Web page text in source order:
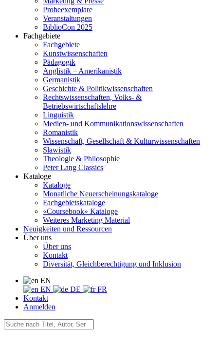
Probeexemplare
Veranstaltungen
BiblioCon 2025
Fachgebiete
Fachgebiete
Kunstwissenschaften
Pädagogik
Anglistik – Amerikanistik
Germanistik
Geschichte & Politikwissenschaften
Rechtswissenschaften, Volks- &
Betriebswirtschaftslehre
Linguistik
Medien- und Kommunikationswissenschaften
Romanistik
Wissenschaft, Gesellschaft & Kulturwissenschaften
Slawistik
Theologie & Philosophie
Peter Lang Classics
Kataloge
Kataloge
Monatliche Neuerscheinungskataloge
Fachgebietskataloge
«Coursebook» Kataloge
Weiteres Marketing Material
Neuigkeiten und Ressourcen
Über uns
Über uns
Kontakt
Diversität, Gleichberechtigung und Inklusion
EN
EN
DE
FR
Kontakt
Anmelden